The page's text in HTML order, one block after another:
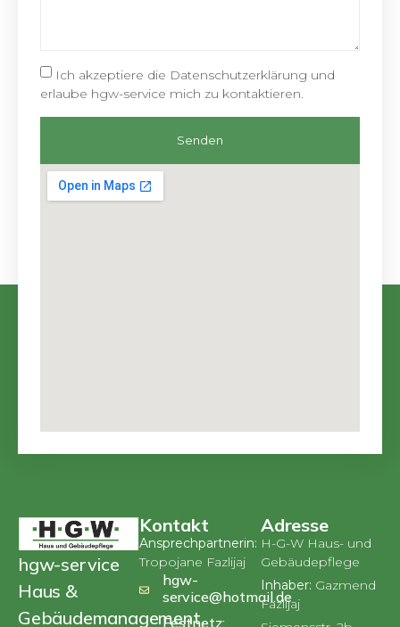
Ich akzeptiere die Datenschutzerklärung und
erlaube hgw-service mich zu kontaktieren.
Senden
hgw-service
Haus &
Gebäudemanagement,
Kontakt
Ansprechpartnerin:
Tropojane Fazlijaj
hgw-
service@hotmail.de
Festnetz:
Adresse
H-G-W Haus- und
Gebäudepflege
Inhaber: Gazmend
Fazlijaj